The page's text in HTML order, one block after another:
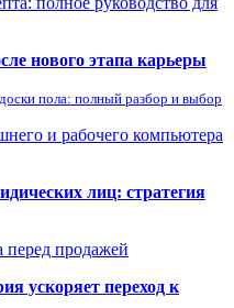
нового этапа карьеры
пола: полный разбор и выбор
и рабочего компьютера
лиц: стратегия
продажей
ускоряет переход к